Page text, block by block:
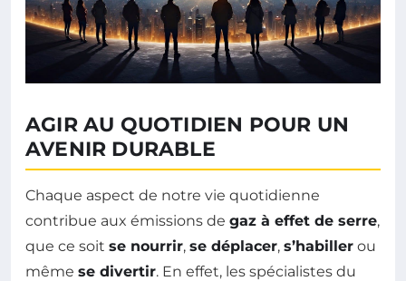
AGIR AU QUOTIDIEN POUR UN
AVENIR DURABLE
Chaque aspect de notre vie quotidienne
contribue aux émissions de gaz à effet de serre,
que ce soit se nourrir, se déplacer, s’habiller ou
même se divertir. En effet, les spécialistes du